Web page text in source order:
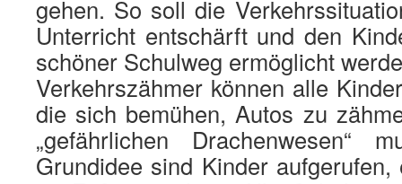
gehen. So soll die
Unterricht entschärft und den
schöner Schulweg ermöglicht
Verkehrszähmer können alle
die sich bemühen, Autos zu
„gefährlichen Drachenwesen“
Grundidee sind Kinder